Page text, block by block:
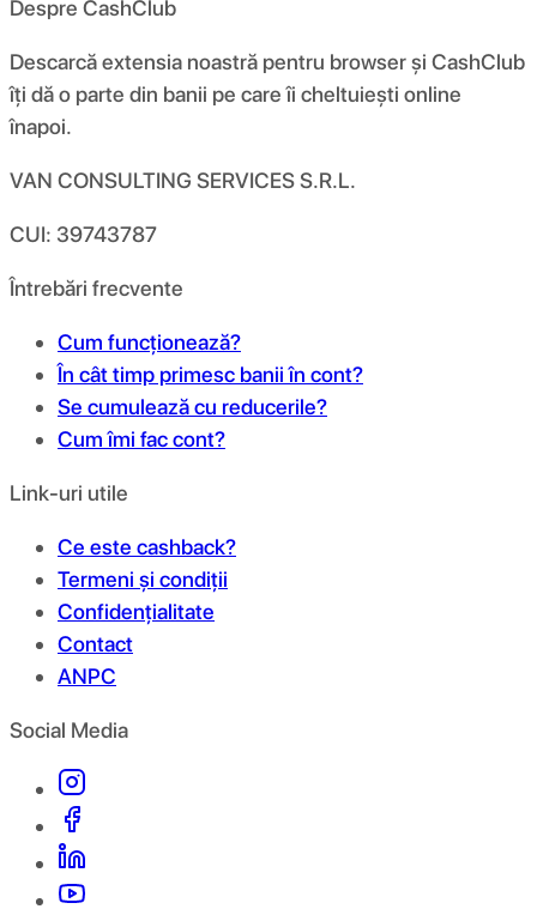
Despre CashClub
Descarcă extensia noastră pentru browser și CashClub
îți dă o parte din banii pe care îi cheltuiești online
înapoi.
VAN CONSULTING SERVICES S.R.L.
CUI: 39743787
Întrebări frecvente
Cum funcționează?
În cât timp primesc banii în cont?
Se cumulează cu reducerile?
Cum îmi fac cont?
Link-uri utile
Ce este cashback?
Termeni și condiții
Confidențialitate
Contact
ANPC
Social Media